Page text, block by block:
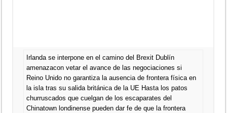
Irlanda se interpone en el camino del Brexit Dublín
amenazacon vetar el avance de las negociaciones si
Reino Unido no garantiza la ausencia de frontera física en
la isla tras su salida británica de la UE Hasta los patos
churruscados que cuelgan de los escaparates del
Chinatown londinense pueden dar fe de que la frontera